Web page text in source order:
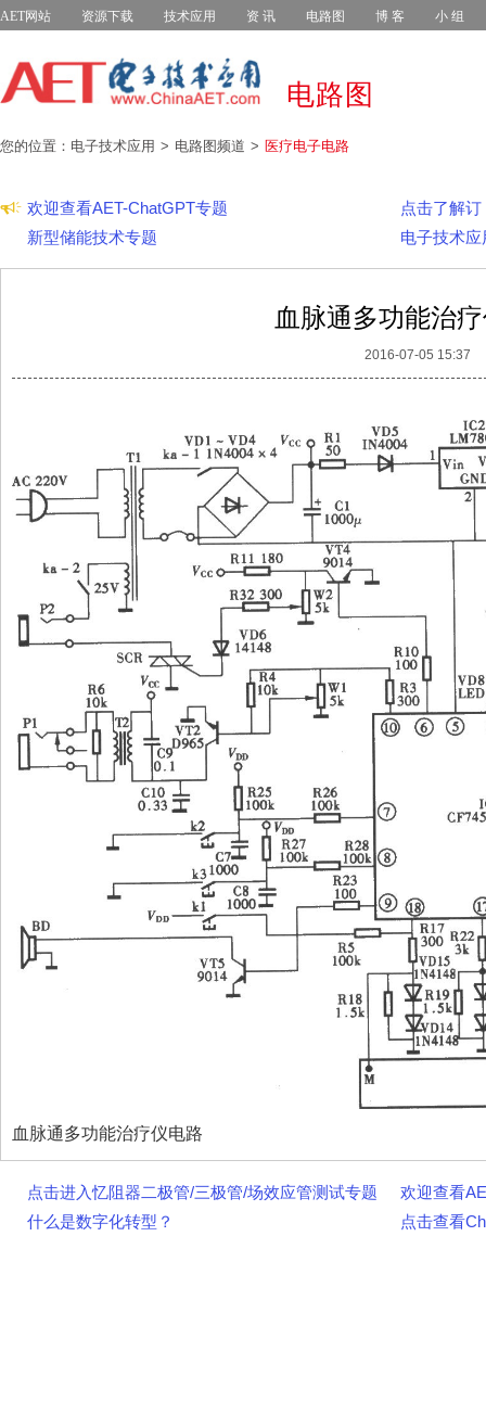
AET网站 资源下载 技术应用 资 讯 电路图 博 客 小 组
电路图
您的位置：电子技术应用 电路图频道 医疗电子电路
欢迎查看AET-ChatGPT专题
点击了解
新型储能技术专题
电子技术
血脉通多功能治
2016-07-05 15:37
血脉通多功能治疗仪电路
点击进入忆阻器二极管/三极管/场效应管测试专题
欢迎查看
什么是数字化转型？
点击查看